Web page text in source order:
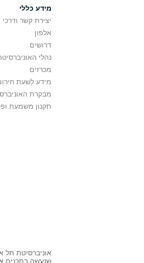
מידע כללי
יצירת קשר
אלפון
דרושים
נהלי
מכרזים
מידע לשעת
מבקרת
תקנון משמעת
אוניברסיטת תל
שנעשה בתכנים